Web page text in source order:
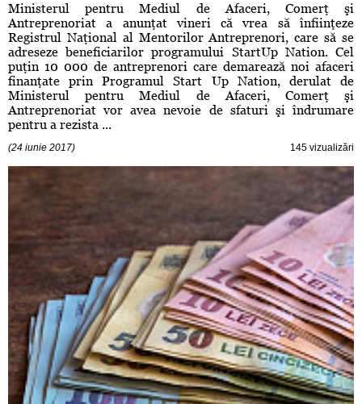
Ministerul pentru Mediul de Afaceri, Comerţ şi
Antreprenoriat a anunţat vineri că vrea să înfiinţeze
Registrul Naţional al Mentorilor Antreprenori, care să se
adreseze beneficiarilor programului StartUp Nation. Cel
puţin 10 000 de antreprenori care demarează noi afaceri
finanţate prin Programul Start Up Nation, derulat de
Ministerul pentru Mediul de Afaceri, Comerţ şi
Antreprenoriat vor avea nevoie de sfaturi şi îndrumare
pentru a rezista ...
(24 iunie 2017) 145 vizualizări